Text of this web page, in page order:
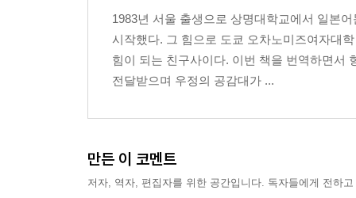
1983년 서울 출생으로 상명대학교에서 일본
시작했다. 그 힘으로 도쿄 오차노미즈여자대
힘이 되는 친구사이다. 이번 책을 번역하면서
전달받으며 우정의 공감대가 ...
만든 이 코멘트
저자, 역자, 편집자를 위한 공간입니다. 독자들에게 전하